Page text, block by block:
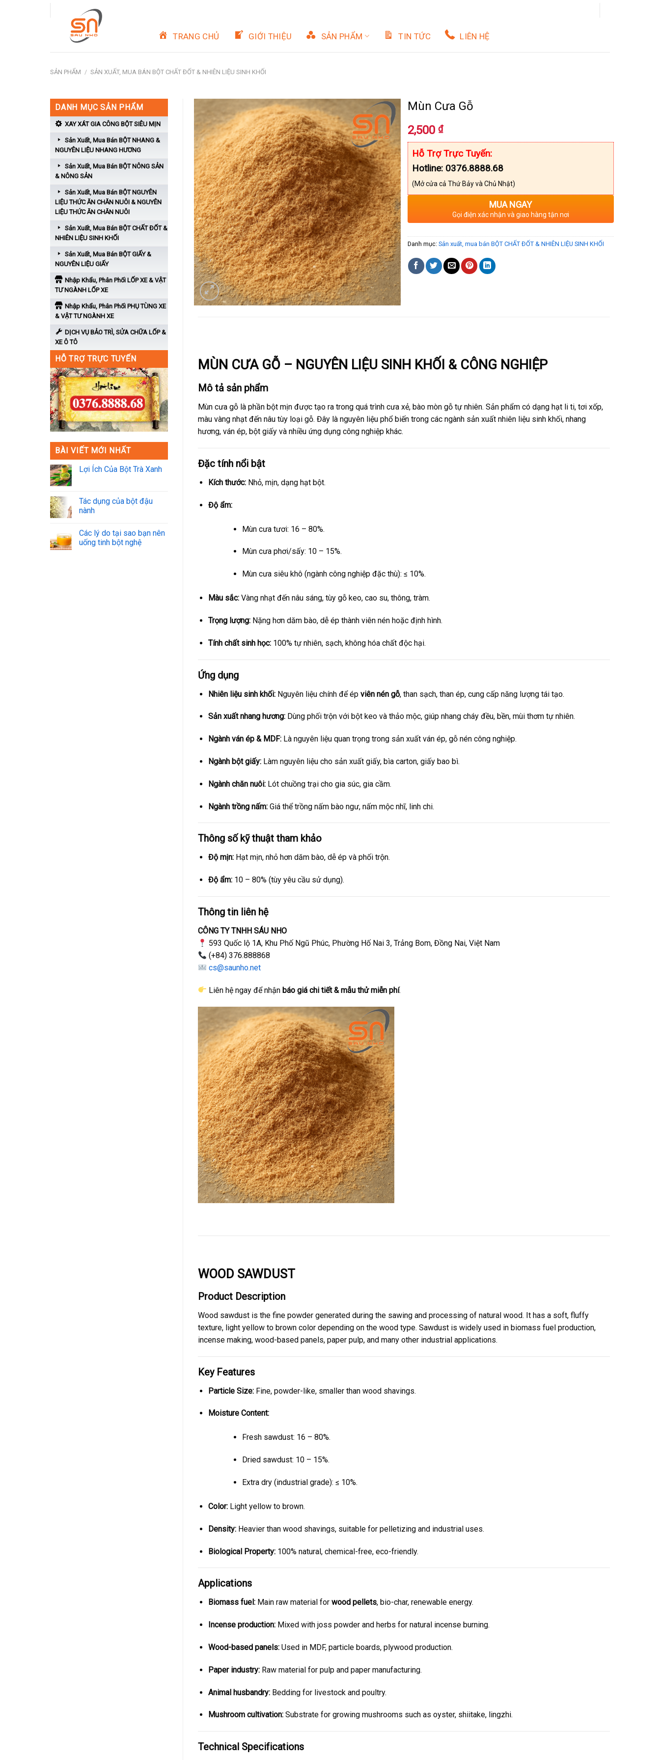
TRANG CHỦ GIỚI THIỆU SẢN PHẨM TIN TỨC LIÊN HỆ
SẢN PHẨM / SẢN XUẤT, MUA BÁN BỘT CHẤT ĐỐT & NHIÊN LIỆU SINH KHỐI
DANH MỤC SẢN PHẨM
XAY XÁT GIA CÔNG BỘT SIÊU MỊN
Sản Xuất, Mua Bán BỘT NHANG &
NGUYÊN LIỆU NHANG HƯƠNG
Sản Xuất, Mua Bán BỘT NÔNG SẢN
& NÔNG SẢN
Sản Xuất, Mua Bán BỘT NGUYÊN
LIỆU THỨC ĂN CHĂN NUÔI & NGUYÊN
LIỆU THỨC ĂN CHĂN NUÔI
Sản Xuất, Mua Bán BỘT CHẤT ĐỐT &
NHIÊN LIỆU SINH KHỐI
Sản Xuất, Mua Bán BỘT GIẤY &
NGUYÊN LIỆU GIẤY
Nhập Khẩu, Phân Phối LỐP XE & VẬT
TƯ NGÀNH LỐP XE
Nhập Khẩu, Phân Phối PHỤ TÙNG XE
& VẬT TƯ NGÀNH XE
DỊCH VỤ BẢO TRÌ, SỬA CHỮA LỐP &
XE Ô TÔ
HỖ TRỢ TRỰC TUYẾN
BÀI VIẾT MỚI NHẤT
Lợi Ích Của Bột Trà Xanh
Tác dụng của bột đậu
nành
Các lý do tại sao bạn nên
uống tinh bột nghệ
Mùn Cưa Gỗ
2,500 ₫
Hỗ Trợ Trực Tuyến:
Hotline: 0376.8888.68
(Mở cửa cả Thứ Bảy và Chủ Nhật)
MUA NGAY
Gọi điện xác nhận và giao hàng tận nơi
Danh mục: Sản xuất, mua bán BỘT CHẤT ĐỐT & NHIÊN LIỆU SINH KHỐI
MÙN CƯA GỖ – NGUYÊN LIỆU SINH KHỐI & CÔNG NGHIỆP
Mô tả sản phẩm
Mùn cưa gỗ là phần bột mịn được tạo ra trong quá trình cưa xẻ, bào mòn gỗ tự nhiên. Sản phẩm có dạng hạt li ti, tơi xốp,
màu vàng nhạt đến nâu tùy loại gỗ. Đây là nguyên liệu phổ biến trong các ngành sản xuất nhiên liệu sinh khối, nhang
hương, ván ép, bột giấy và nhiều ứng dụng công nghiệp khác.
Đặc tính nổi bật
Kích thước:Nhỏ, mịn, dạng hạt bột.
Độ ẩm:
Mùn cưa tươi: 16 – 80%.
Mùn cưa phơi/sấy: 10 – 15%.
Mùn cưa siêu khô (ngành công nghiệp đặc thù): ≤ 10%.
Màu sắc:Vàng nhạt đến nâu sáng, tùy gỗ keo, cao su, thông, tràm.
Trọng lượng:Nặng hơn dăm bào, dễ ép thành viên nén hoặc định hình.
Tính chất sinh học:100% tự nhiên, sạch, không hóa chất độc hại.
Ứng dụng
Nhiên liệu sinh khối:Nguyên liệu chính để ép viên nén gỗ, than sạch, than ép, cung cấp năng lượng tái tạo.
Sản xuất nhang hương:Dùng phối trộn với bột keo và thảo mộc, giúp nhang cháy đều, bền, mùi thơm tự nhiên.
Ngành ván ép & MDF:Là nguyên liệu quan trọng trong sản xuất ván ép, gỗ nén công nghiệp.
Ngành bột giấy:Làm nguyên liệu cho sản xuất giấy, bìa carton, giấy bao bì.
Ngành chăn nuôi:Lót chuồng trại cho gia súc, gia cầm.
Ngành trồng nấm:Giá thể trồng nấm bào ngư, nấm mộc nhĩ, linh chi.
Thông số kỹ thuật tham khảo
Độ mịn:Hạt mịn, nhỏ hơn dăm bào, dễ ép và phối trộn.
Độ ẩm:10 – 80% (tùy yêu cầu sử dụng).
Thông tin liên hệ
CÔNG TY TNHH SÁU NHO
593 Quốc lộ 1A, Khu Phố Ngũ Phúc, Phường Hố Nai 3, Trảng Bom, Đồng Nai, Việt Nam
(+84) 376.888868
cs@saunho.net
Liên hệ ngay để nhậnbáo giá chi tiết & mẫu thử miễn phí.
WOOD SAWDUST
Product Description
Wood sawdust is the fine powder generated during the sawing and processing of natural wood. It has a soft, fluffy
texture, light yellow to brown color depending on the wood type. Sawdust is widely used in biomass fuel production,
incense making, wood-based panels, paper pulp, and many other industrial applications.
Key Features
Particle Size:Fine, powder-like, smaller than wood shavings.
Moisture Content:
Fresh sawdust: 16 – 80%.
Dried sawdust: 10 – 15%.
Extra dry (industrial grade): ≤ 10%.
Color:Light yellow to brown.
Density:Heavier than wood shavings, suitable for pelletizing and industrial uses.
Biological Property:100% natural, chemical-free, eco-friendly.
Applications
Biomass fuel:Main raw material for wood pellets, bio-char, renewable energy.
Incense production:Mixed with joss powder and herbs for natural incense burning.
Wood-based panels:Used in MDF, particle boards, plywood production.
Paper industry:Raw material for pulp and paper manufacturing.
Animal husbandry:Bedding for livestock and poultry.
Mushroom cultivation:Substrate for growing mushrooms such as oyster, shiitake, lingzhi.
Technical Specifications